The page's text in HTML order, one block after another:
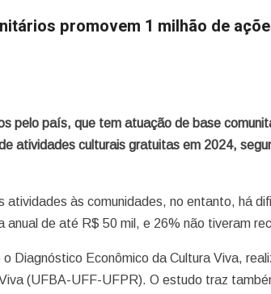
promovem 1 milhão de
pelo país, que tem atuação de base
atividades culturais gratuitas em 2024,
atividades às comunidades, no entanto, há
de até R$ 50 mil, e 26% não tiveram
Diagnóstico Econômico da Cultura Viva,
(UFBA-UFF-UFPR). O estudo traz